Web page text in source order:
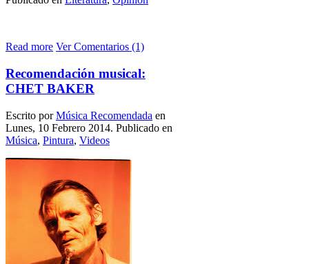
Read more Ver Comentarios (1)
Recomendación musical:
CHET BAKER
Escrito porMúsica Recomendada en
Lunes, 10 Febrero 2014. Publicado en
Música, Pintura, Videos